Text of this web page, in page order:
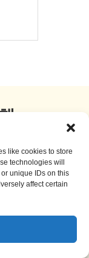
like cookies to store
technologies will
unique IDs on this
affect certain
더 보기